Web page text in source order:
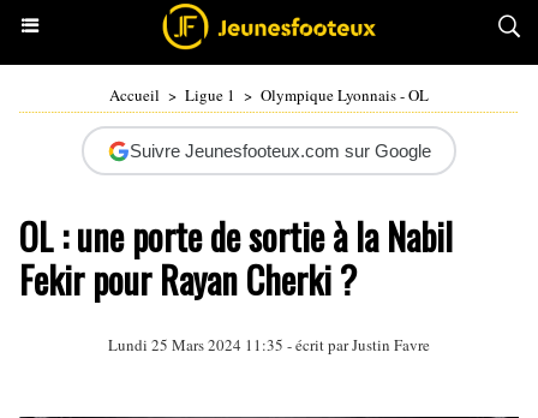
Accueil > Ligue 1 > Olympique Lyonnais - OL
Suivre Jeunesfooteux.com sur Google
OL : une porte de sortie à la Nabil
Fekir pour Rayan Cherki ?
Lundi 25 Mars 2024 11:35 - écrit parJustin Favre